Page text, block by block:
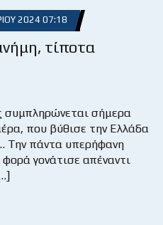
2024 07:18
τίποτα
συμπληρώνεται σήμερα
που βύθισε την Ελλάδα
Την πάντα υπερήφανη
γονάτισε απέναντι